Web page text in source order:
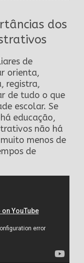
dos
de
orienta,
registra,
de tudo o que
escolar. Se
educação,
não há
menos de
de